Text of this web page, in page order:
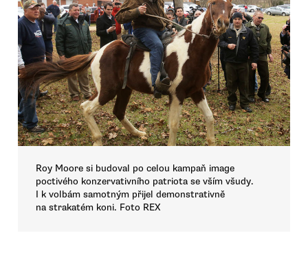
Roy Moore si budoval po celou kampaň image
poctivého konzervativního patriota se vším všudy.
I k volbám samotným přijel demonstrativně
na strakatém koni. Foto REX